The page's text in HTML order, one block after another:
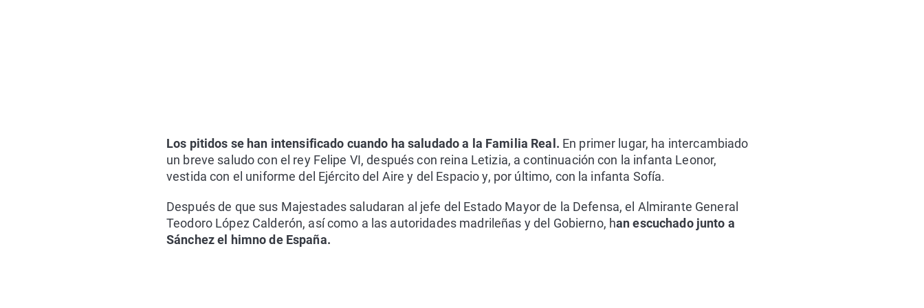
Los pitidos se han intensificado cuando ha saludado a la Familia Real. En primer lugar, ha intercambiado
un breve saludo con el rey Felipe VI, después con reina Letizia, a continuación con la infanta Leonor,
vestida con el uniforme del Ejército del Aire y del Espacio y, por último, con la infanta Sofía.
Después de que sus Majestades saludaran al jefe del Estado Mayor de la Defensa, el Almirante General
Teodoro López Calderón, así como a las autoridades madrileñas y del Gobierno, han escuchado junto a
Sánchez el himno de España.